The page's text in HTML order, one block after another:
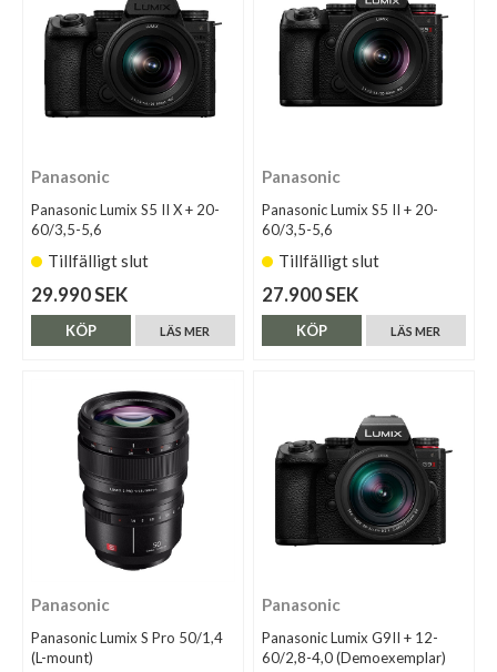
Panasonic
Panasonic Lumix S5 II X + 20-
60/3,5-5,6
Tillfälligt slut
29.990 SEK
LÄS MER
KÖP
Panasonic
Panasonic Lumix S5 II + 20-
60/3,5-5,6
Tillfälligt slut
27.900 SEK
LÄS MER
KÖP
Panasonic
Panasonic Lumix S Pro 50/1,4
(L-mount)
Panasonic
Panasonic Lumix G9II + 12-
60/2,8-4,0 (Demoexemplar)